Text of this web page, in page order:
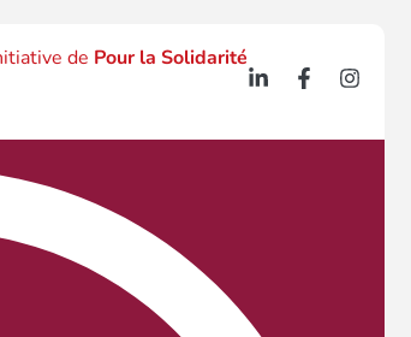
de Pour la Solidarité